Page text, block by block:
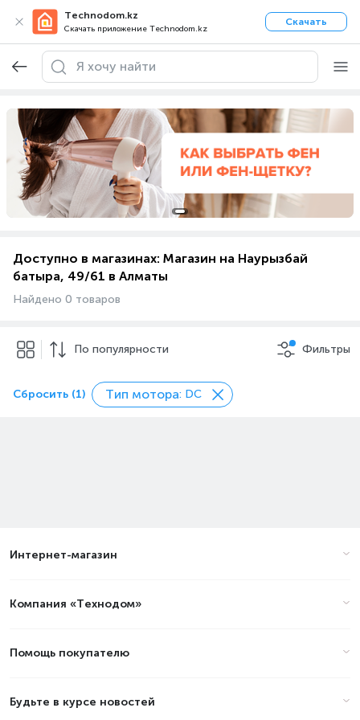
Technodom.kz
Скачать приложение Technodom.kz
Скачать
Доступно в магазинах: Магазин на Наурызбай
батыра, 49/61 в Алматы
Найдено 0 товаров
По популярности Фильтры
Сбросить (1) Тип мотора: DC
Интернет-магазин
Компания «Технодом»
Помощь покупателю
Будьте в курсе новостей